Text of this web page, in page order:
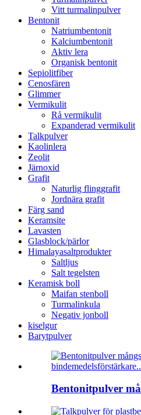
Vitt turmalinpulver
Bentonit
Natriumbentonit
Kalciumbentonit
Aktiv lera
Organisk bentonit
Sepiolitfiber
Cenosfären
Glimmer
Vermikulit
Rå vermikulit
Expanderad vermikulit
Talkpulver
Kaolinlera
Zeolit
Järnoxid
Grafit
Naturlig flinggrafit
Jordnära grafit
Färg sand
Keramsite
Lavasten
Glasblock/pärlor
Himalayasaltprodukter
Saltljus
Salt tegelsten
Keramisk boll
Maifan stenboll
Turmalinkula
Negativ jonboll
kiselgur
Barytpulver
Bentonitpulver